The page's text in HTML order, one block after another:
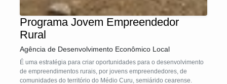
Programa Jovem Empreendedor
Rural
Agência de Desenvolvimento Econômico Local
É uma estratégia para criar oportunidades para o desenvolvimento
de empreendimentos rurais, por jovens empreendedores, de
comunidades do território do Médio Curu, semiárido cearense.